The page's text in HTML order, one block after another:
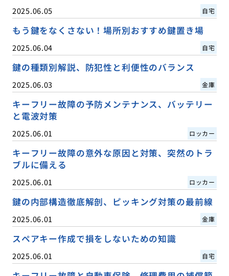
2025.06.05 自宅
もう鍵をなくさない！場所別おすすめ鍵置き場
2025.06.04 自宅
鍵の種類別解説、防犯性と利便性のバランス
2025.06.03 金庫
キーフリー故障の予防メンテナンス、バッテリー
と電波対策
2025.06.01 ロッカー
キーフリー故障の意外な原因と対策、突然のトラ
ブルに備える
2025.06.01 ロッカー
鍵の内部構造徹底解剖、ピッキング対策の最前線
2025.06.01 金庫
スペアキー作成で損をしないための知識
2025.06.01 自宅